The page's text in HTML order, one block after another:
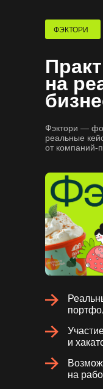
на
Фэктори —
реальные
от компаний-
ФЭКТОРИ
и
на